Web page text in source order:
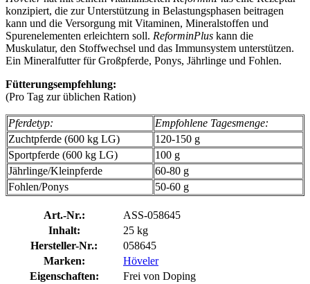
konzipiert, die zur Unterstützung in Belastungsphasen beitragen
kann und die Versorgung mit Vitaminen, Mineralstoffen und
Spurenelementen erleichtern soll. ReforminPlus kann die
Muskulatur, den Stoffwechsel und das Immunsystem unterstützen.
Ein Mineralfutter für Großpferde, Ponys, Jährlinge und Fohlen.
Fütterungsempfehlung:
(Pro Tag zur üblichen Ration)
Pferdetyp:
Empfohlene Tagesmenge:
Zuchtpferde (600 kg LG)
120-150 g
Sportpferde (600 kg LG)
100 g
Jährlinge/Kleinpferde
60-80 g
Fohlen/Ponys
50-60 g
Art.-Nr.:
ASS-058645
Inhalt:
25 kg
Hersteller-Nr.:
058645
Marken:
Höveler
Eigenschaften:
Frei von Doping